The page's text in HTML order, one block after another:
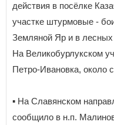
действия в посёлке
участке штурмовые -
Земляной Яр и в лесных
На Великобурлукском
Петро-Ивановка, около
▪️ На Славянском
сообщило в н.п.